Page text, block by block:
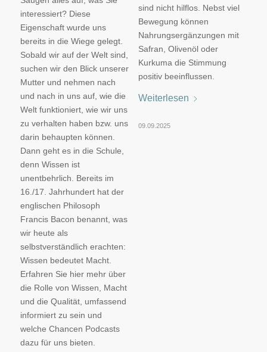
interessiert? Diese
Eigenschaft wurde uns
bereits in die Wiege gelegt.
Sobald wir auf der Welt sind,
suchen wir den Blick unserer
Mutter und nehmen nach
und nach in uns auf, wie die
Welt funktioniert, wie wir uns
zu verhalten haben bzw. uns
darin behaupten können.
Dann geht es in die Schule,
denn Wissen ist
unentbehrlich. Bereits im
16./17. Jahrhundert hat der
englischen Philosoph
Francis Bacon benannt, was
wir heute als
selbstverständlich erachten:
Wissen bedeutet Macht.
Erfahren Sie hier mehr über
die Rolle von Wissen, Macht
und die Qualität, umfassend
informiert zu sein und
welche Chancen Podcasts
dazu für uns bieten.
sind nicht hilflos. Nebst viel
Bewegung können
Nahrungsergänzungen mit
Safran, Olivenöl oder
Kurkuma die Stimmung
positiv beeinflussen.
Weiterlesen
09.09.2025